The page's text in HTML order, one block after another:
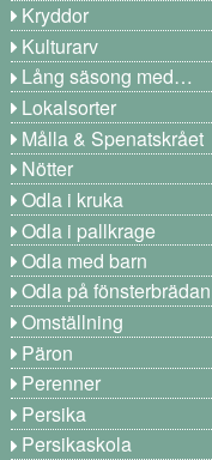
Kryddor
Kulturarv
Lång säsong med…
Lokalsorter
Målla & Spenatskrået
Nötter
Odla i kruka
Odla i pallkrage
Odla med barn
Odla på fönsterbrädan
Omställning
Päron
Perenner
Persika
Persikaskola